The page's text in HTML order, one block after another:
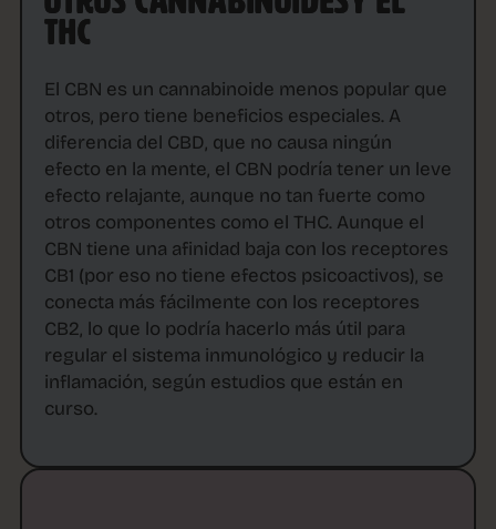
THC
El CBN es un cannabinoide menos popular que
otros, pero tiene beneficios especiales. A
diferencia del CBD, que no causa ningún
efecto en la mente, el CBN podría tener un leve
efecto relajante, aunque no tan fuerte como
otros componentes como el THC. Aunque el
CBN tiene una afinidad baja con los receptores
CB1 (por eso no tiene efectos psicoactivos), se
conecta más fácilmente con los receptores
CB2, lo que lo podría hacerlo más útil para
regular el sistema inmunológico y reducir la
inflamación, según estudios que están en
curso.